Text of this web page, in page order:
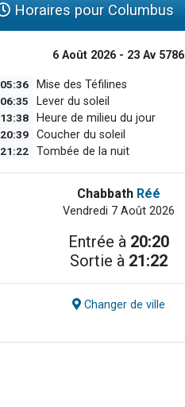
Horaires pour Columbus
6 Août 2026 - 23 Av 5786
05:36 Mise des Téfilines
06:35 Lever du soleil
13:38 Heure de milieu du jour
20:39 Coucher du soleil
21:22 Tombée de la nuit
Chabbath Réé
Vendredi 7 Août 2026
Entrée à 20:20
Sortie à 21:22
Changer de ville